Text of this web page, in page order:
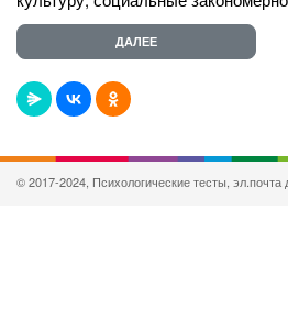
© 2017-2024, Психологические тесты, эл.почта